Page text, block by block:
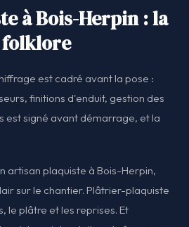
à Bois-Herpin : la
folklore
est cadré avant la pose :
finitions d'enduit, gestion des
est signé avant démarrage, et la
artisan plaquiste à Bois-Herpin,
sur le chantier. Plâtrier-plaquiste
le plâtre et les reprises. Et